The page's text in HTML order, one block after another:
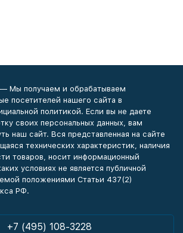
Мы получаем и обрабатываем
посетителей нашего сайта в
политикой. Если вы не даете
своих персональных данных, вам
наш сайт. Вся представленная на сайте
технических характеристик, наличия
товаров, носит информационный
условиях не является публичной
положениями Статьи 437(2)
РФ.
+7 (495) 108-3228